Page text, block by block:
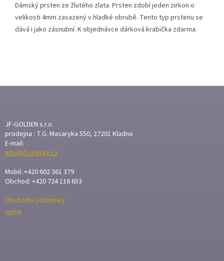
Dámský prsten ze žlutého zlata. Prsten zdobí jeden zirkon o
velikosti 4mm zasazený v hladké obrubě. Tento typ prstenu se
dává i jako zásnubní. K objednávce dárková krabička zdarma.
A
T
JF-GOLDEN s.r.o.
prodejna : T.G. Masaryka 550, 27201 Kladno
E-mail:
info@jf-sperky.cz
Mobil: +420 602 361 379
Obchod: +420 724 116 653
Obchodní podmínky
GDPR